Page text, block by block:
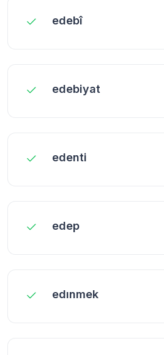
edebî
edebiyat
edenti
edep
edınmek